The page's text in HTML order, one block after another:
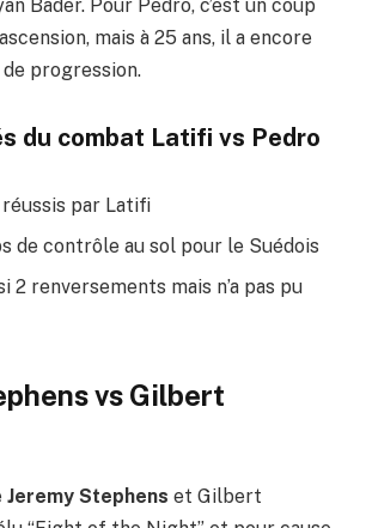
Bader. Pour Pedro, c’est un coup
mais à 25 ans, il a encore
progression.
du combat Latifi vs Pedro
par Latifi
de contrôle au sol pour le Suédois
2 renversements mais n’a pas pu
vs Gilbert
Jeremy Stephens et Gilbert